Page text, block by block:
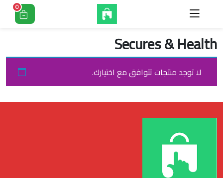
0
Secures & Health
لا توجد منتجات تتوافق مع اختيارك.